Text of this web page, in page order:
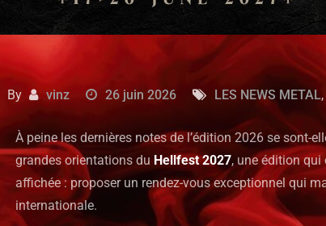
By vinz 26 juin 2026 LES NEWS METAL,
À peine les dernières notes de l’édition 2026 se sont-
grandes orientations du Hellfest 2027, une édition qui
affichée : proposer un rendez-vous exceptionnel qui
internationale.